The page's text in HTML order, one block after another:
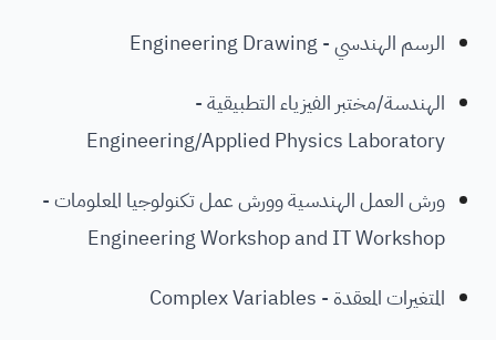
الرسم الهندسي - Engineering Drawing
الهندسة/مختبر الفيزياء التطبيقية -
Engineering/Applied Physics Laboratory
ورش العمل الهندسية وورش عمل تكنولوجيا المعلومات -
Engineering Workshop and IT Workshop
المتغيرات المعقدة - Complex Variables